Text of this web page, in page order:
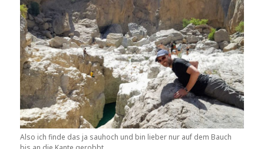
Also ich finde das ja sauhoch und bin lieber nur auf dem Bauch